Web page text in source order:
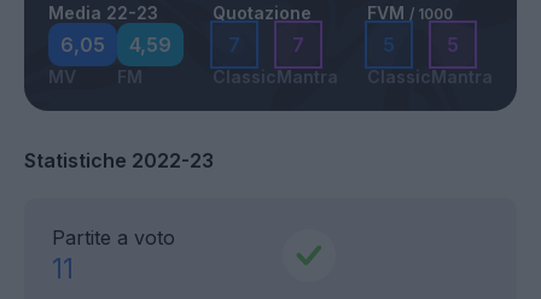
Media 22-23
6,05
MV
4,59
FM
Quotazione
7
Classic
7
Mantra
FVM / 1000
5
Classic
5
Mantra
Statistiche 2022-23
Partite a voto
11